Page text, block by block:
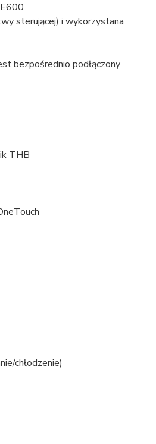
sterującej) i wykorzystana
bezpośrednio podłączony
THB
chłodzenie)